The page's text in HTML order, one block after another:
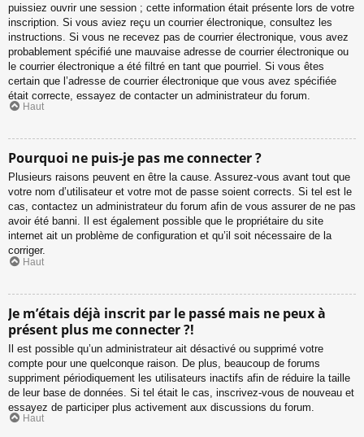
puissiez ouvrir une session ; cette information était présente lors de votre
inscription. Si vous aviez reçu un courrier électronique, consultez les
instructions. Si vous ne recevez pas de courrier électronique, vous avez
probablement spécifié une mauvaise adresse de courrier électronique ou
le courrier électronique a été filtré en tant que pourriel. Si vous êtes
certain que l’adresse de courrier électronique que vous avez spécifiée
était correcte, essayez de contacter un administrateur du forum.
Haut
Pourquoi ne puis-je pas me connecter ?
Plusieurs raisons peuvent en être la cause. Assurez-vous avant tout que
votre nom d’utilisateur et votre mot de passe soient corrects. Si tel est le
cas, contactez un administrateur du forum afin de vous assurer de ne pas
avoir été banni. Il est également possible que le propriétaire du site
internet ait un problème de configuration et qu’il soit nécessaire de la
corriger.
Haut
Je m’étais déjà inscrit par le passé mais ne peux à
présent plus me connecter ?!
Il est possible qu’un administrateur ait désactivé ou supprimé votre
compte pour une quelconque raison. De plus, beaucoup de forums
suppriment périodiquement les utilisateurs inactifs afin de réduire la taille
de leur base de données. Si tel était le cas, inscrivez-vous de nouveau et
essayez de participer plus activement aux discussions du forum.
Haut